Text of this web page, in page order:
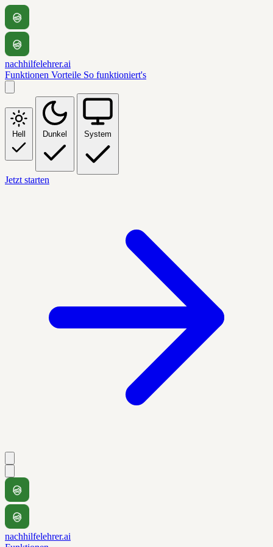
nachhilfelehrer.ai
Funktionen Vorteile So funktioniert's
Hell Dunkel System
Jetzt starten
nachhilfelehrer.ai